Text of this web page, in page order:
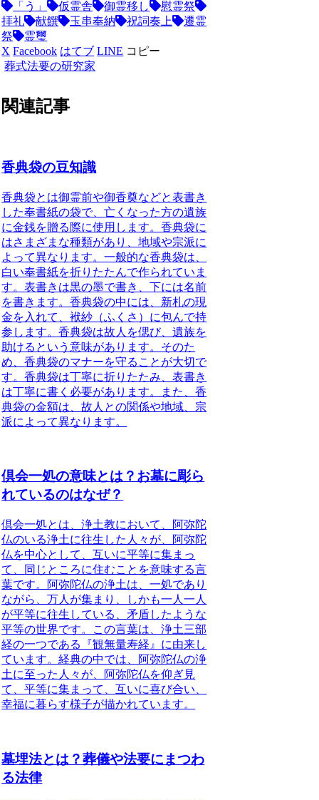
「う」 仮霊舎 御霊移し
慰霊祭
拝礼
献饌 玉串奉納 祝詞奏上
遷霊
祭
霊璽
X Facebook はてブ LINE コピー
葬式法要の研究家
関連記事
香典袋の豆知識
香典袋とは御霊前や御香奠などと表書き
した奉書紙の袋で、亡くなった方の遺族
に金銭を贈る際に使用します。香典袋に
はさまざまな種類があり、地域や宗派に
よって異なります。一般的な香典袋は、
白い奉書紙を折りたたんで作られていま
す。表書きは黒の墨で書き、下には名前
を書きます。香典袋の中には、 新札の現
金を入れて、袱紗（ふくさ）に包んで持
参します。香典袋は故人を偲び、遺族を
助けるという意味があります。そのた
め、香典袋のマナーを守ることが大切で
す。香典袋は丁寧に折りたたみ、表書き
は丁寧に書く 必要があります。また、香
典袋の金額は、故人との関係や地域、宗
派によって異なります。
倶会一処の意味とは？お墓に彫ら
れているのはなぜ？
倶会一処とは、浄土教において、阿弥陀
仏のいる浄土に往生した人々が、阿弥陀
仏を中心として、互いに平等に集まっ
て、
同じところに住むこと を意味する言
葉です。阿弥陀仏の浄土は、一処であり
ながら、万人が集まり、しかも一人一人
が平等に往生している、 矛盾したような
平等の世界です。この言葉は、浄土三部
経の一つである『観無量寿経』に由来し
ています。経典の中では、阿弥陀仏の浄
土に至った人々が、阿弥陀仏を仰ぎ見
て、平等に集まって、互いに喜び合い、
幸福に暮らす様子が描かれています。
墓埋法とは？葬儀や法要にまつわ
る法律